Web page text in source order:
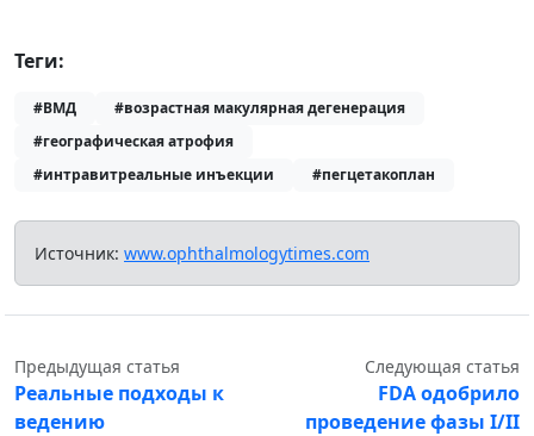
Теги:
#ВМД
#возрастная макулярная дегенерация
#географическая атрофия
#интравитреальные инъекции
#пегцетакоплан
Источник: www.ophthalmologytimes.com
Предыдущая статья
Реальные подходы к
ведению
Следующая статья
FDA одобрило
проведение фазы I/II